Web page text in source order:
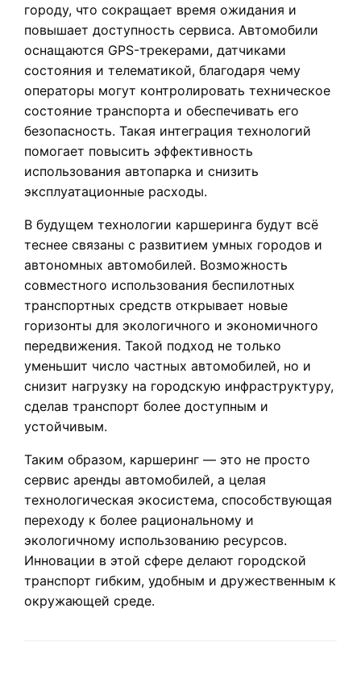
городу, что сокращает время ожидания и
повышает доступность сервиса. Автомобили
оснащаются GPS-трекерами, датчиками
состояния и телематикой, благодаря чему
операторы могут контролировать техническое
состояние транспорта и обеспечивать его
безопасность. Такая интеграция технологий
помогает повысить эффективность
использования автопарка и снизить
эксплуатационные расходы.
В будущем технологии каршеринга будут всё
теснее связаны с развитием умных городов и
автономных автомобилей. Возможность
совместного использования беспилотных
транспортных средств открывает новые
горизонты для экологичного и экономичного
передвижения. Такой подход не только
уменьшит число частных автомобилей, но и
снизит нагрузку на городскую инфраструктуру,
сделав транспорт более доступным и
устойчивым.
Таким образом, каршеринг — это не просто
сервис аренды автомобилей, а целая
технологическая экосистема, способствующая
переходу к более рациональному и
экологичному использованию ресурсов.
Инновации в этой сфере делают городской
транспорт гибким, удобным и дружественным к
окружающей среде.